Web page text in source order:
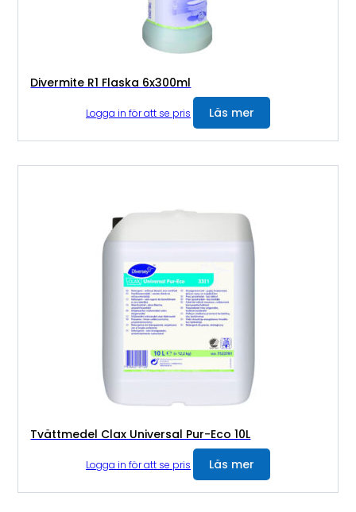
Divermite R1 Flaska 6x300ml
Logga in för att se pris Läs mer
Tvättmedel Clax Universal Pur-Eco 10L
Logga in för att se pris Läs mer